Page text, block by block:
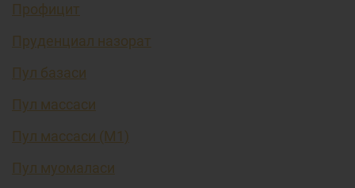
Профицит
Пруденциал назорат
Пул базаси
Пул массаси
Пул массаси (М1)
Пул муомаласи